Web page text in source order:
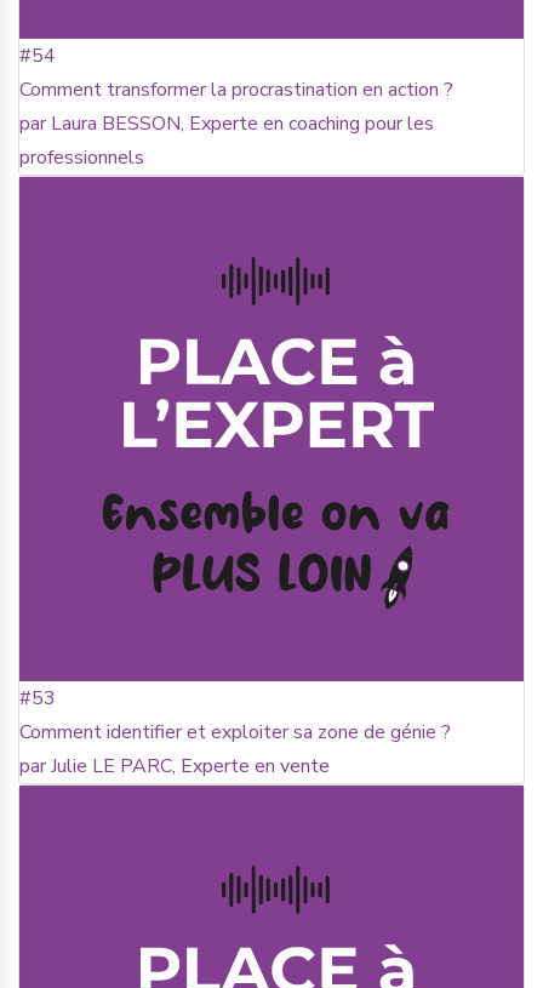
#54
Comment transformer la procrastination en action ?
par Laura BESSON, Experte en coaching pour les
professionnels
#53
Comment identifier et exploiter sa zone de génie ?
par Julie LE PARC, Experte en vente